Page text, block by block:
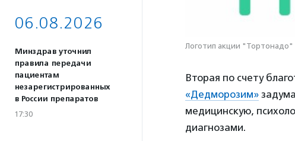
06.08.2026
Минздрав уточнил
правила передачи
пациентам
незарегистрированных
в России препаратов
17:30
Логотип акции "Тортонадо"
Вторая по счету
«Дедморозим»
медицинскую,
диагнозами.